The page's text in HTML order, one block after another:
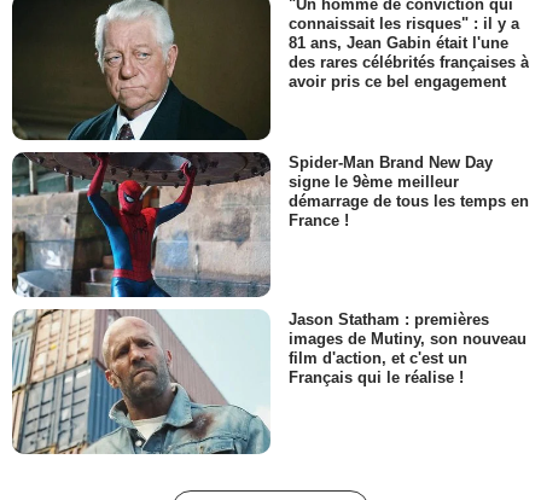
"Un homme de conviction qui
connaissait les risques" : il y a
81 ans, Jean Gabin était l'une
des rares célébrités françaises à
avoir pris ce bel engagement
Spider-Man Brand New Day
signe le 9ème meilleur
démarrage de tous les temps en
France !
Jason Statham : premières
images de Mutiny, son nouveau
film d'action, et c'est un
Français qui le réalise !